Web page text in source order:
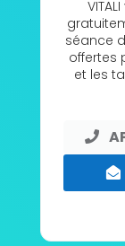
séance
offertes
et les